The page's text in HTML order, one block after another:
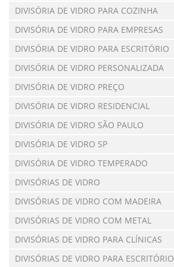
DIVISÓRIA DE VIDRO PARA COZINHA
DIVISÓRIA DE VIDRO PARA EMPRESAS
DIVISÓRIA DE VIDRO PARA ESCRITÓRIO
DIVISÓRIA DE VIDRO PERSONALIZADA
DIVISÓRIA DE VIDRO PREÇO
DIVISÓRIA DE VIDRO RESIDENCIAL
DIVISÓRIA DE VIDRO SÃO PAULO
DIVISÓRIA DE VIDRO SP
DIVISÓRIA DE VIDRO TEMPERADO
DIVISÓRIAS DE VIDRO
DIVISÓRIAS DE VIDRO COM MADEIRA
DIVISÓRIAS DE VIDRO COM METAL
DIVISÓRIAS DE VIDRO PARA CLÍNICAS
DIVISÓRIAS DE VIDRO PARA ESCRITÓRIO